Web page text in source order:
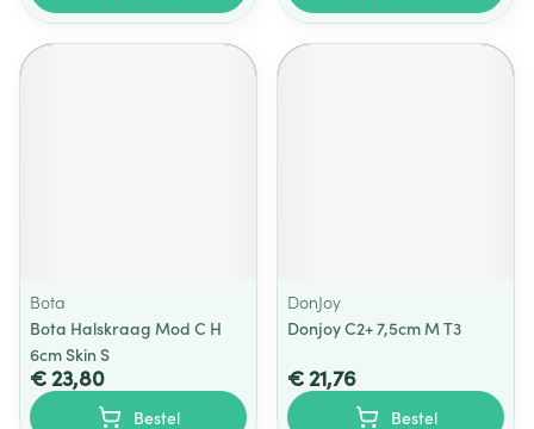
Bota
Bota Halskraag Mod C H
6cm Skin S
€ 23,80
Bestel
DonJoy
Donjoy C2+ 7,5cm M T3
€ 21,76
Bestel